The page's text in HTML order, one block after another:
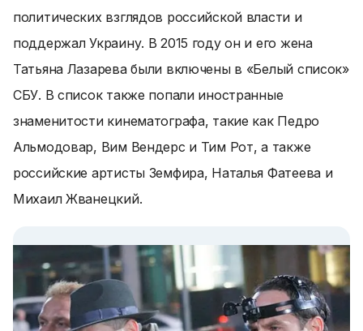
политических взглядов российской власти и
поддержал Украину. В 2015 году он и его жена
Татьяна Лазарева были включены в «Белый список»
СБУ. В список также попали иностранные
знаменитости кинематографа, такие как Педро
Альмодовар, Вим Вендерс и Тим Рот, а также
российские артисты Земфира, Наталья Фатеева и
Михаил Жванецкий.